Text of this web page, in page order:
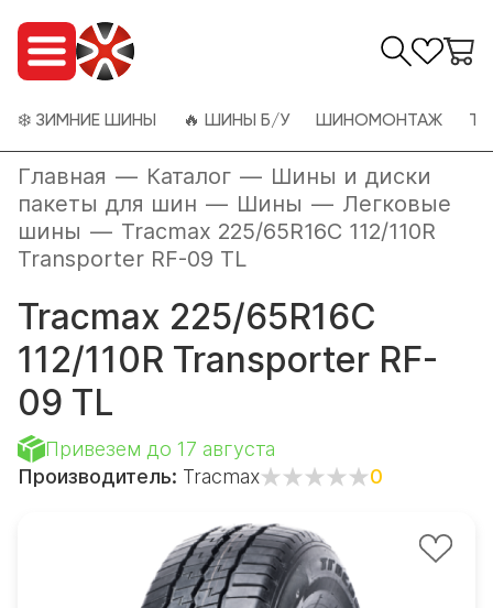
❄️ ЗИМНИЕ ШИНЫ 🔥 ШИНЫ Б/У ШИНОМОНТАЖ
Главная — Каталог — Шины и диски
пакеты для шин — Шины — Легковые
шины — Tracmax 225/65R16C 112/110R
Transporter RF-09 TL
Tracmax 225/65R16C
112/110R Transporter RF-
09 TL
Привезем до 17 августа
Производитель: Tracmax 0